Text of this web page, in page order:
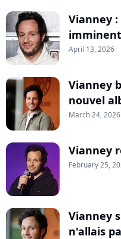
Vianney
April 13, 2026
Vianney
nouvel
March 24, 2026
Vianney
February 25,
Vianney
n'allais